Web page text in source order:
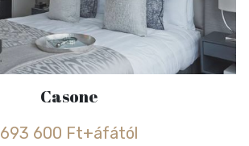
Casone
693 600 Ft+áfától